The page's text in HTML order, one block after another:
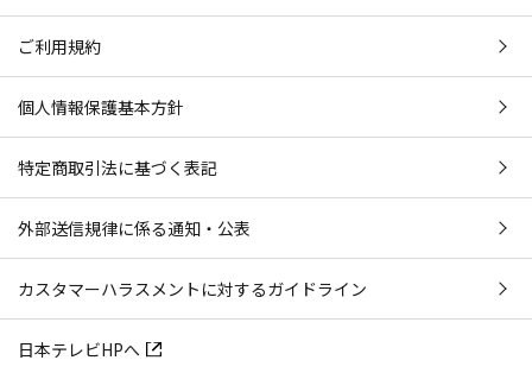
ご利用規約
個人情報保護基本方針
特定商取引法に基づく表記
外部送信規律に係る通知・公表
カスタマーハラスメントに対するガイドライン
日本テレビHPへ